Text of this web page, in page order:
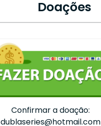
Doações
Confirmar a doação:
dublaseries@hotmail.com